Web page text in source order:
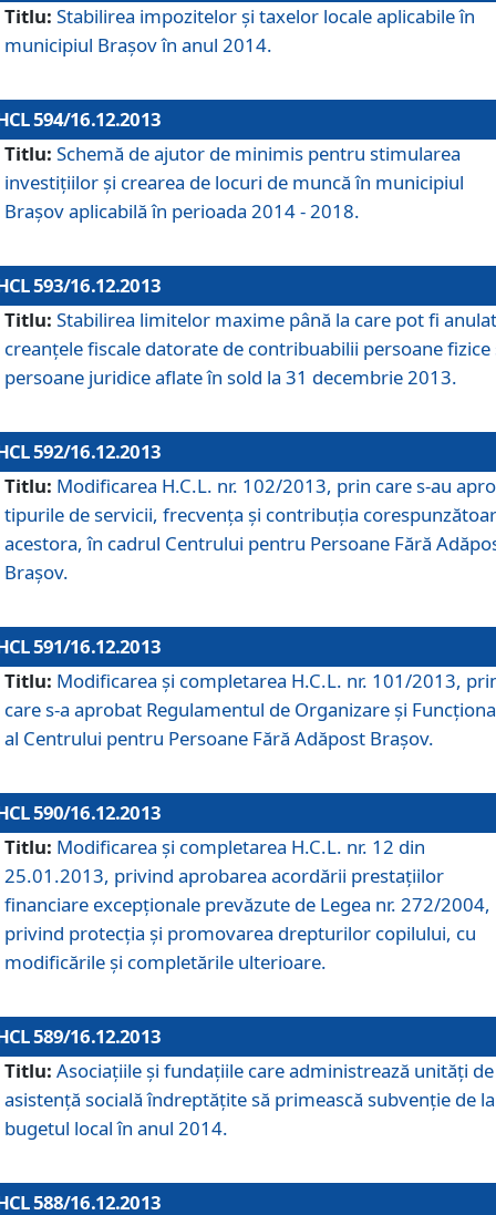
Titlu: Stabilirea impozitelor şi taxelor locale aplicabile în
municipiul Braşov în anul 2014.
594/16.12.2013
Titlu: Schemă de ajutor de minimis pentru stimularea
investiţiilor şi crearea de locuri de muncă în municipiul
Braşov aplicabilă în perioada 2014 - 2018.
593/16.12.2013
Titlu: Stabilirea limitelor maxime până la care pot fi
creanţele fiscale datorate de contribuabilii persoane fizice
persoane juridice aflate în sold la 31 decembrie 2013.
592/16.12.2013
Titlu: Modificarea H.C.L. nr. 102/2013, prin care s-au
tipurile de servicii, frecvenţa şi contribuţia
acestora, în cadrul Centrului pentru Persoane Fără
Braşov.
591/16.12.2013
Titlu: Modificarea şi completarea H.C.L. nr. 101/2013,
care s-a aprobat Regulamentul de Organizare şi
al Centrului pentru Persoane Fără Adăpost Braşov.
590/16.12.2013
Titlu: Modificarea şi completarea H.C.L. nr. 12 din
25.01.2013, privind aprobarea acordării prestaţiilor
financiare excepţionale prevăzute de Legea nr. 272/2004,
privind protecţia şi promovarea drepturilor copilului, cu
modificările şi completările ulterioare.
589/16.12.2013
Titlu: Asociaţiile şi fundaţiile care administrează unităţi de
asistenţă socială îndreptăţite să primească subvenţie de la
bugetul local în anul 2014.
588/16.12.2013